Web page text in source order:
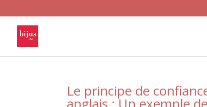
Le principe de